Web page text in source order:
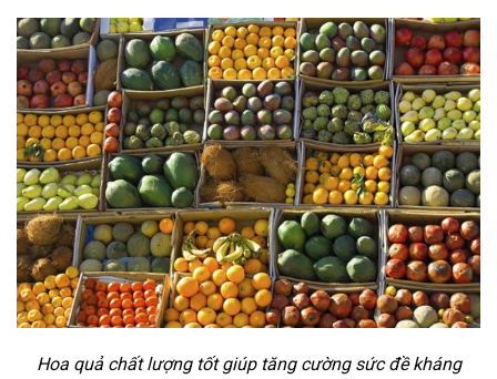
Hoa quả chất lượng tốt giúp tăng cường sức đề kháng